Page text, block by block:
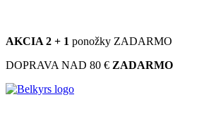
AKCIA 2 + 1 ponožky ZADARMO
DOPRAVA NAD 80 € ZADARMO